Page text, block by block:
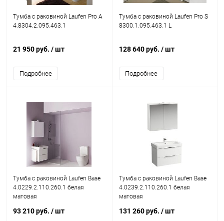
Тумба с раковиной Laufen Pro A
4.8304.2.095.463.1
21 950 руб. / шт
Подробнее
Тумба с раковиной Laufen Pro S
8300.1.095.463.1 L
128 640 руб. / шт
Подробнее
Тумба с раковиной Laufen Base
4.0229.2.110.260.1 белая
матовая
93 210 руб. / шт
Тумба с раковиной Laufen Base
4.0239.2.110.260.1 белая
матовая
131 260 руб. / шт